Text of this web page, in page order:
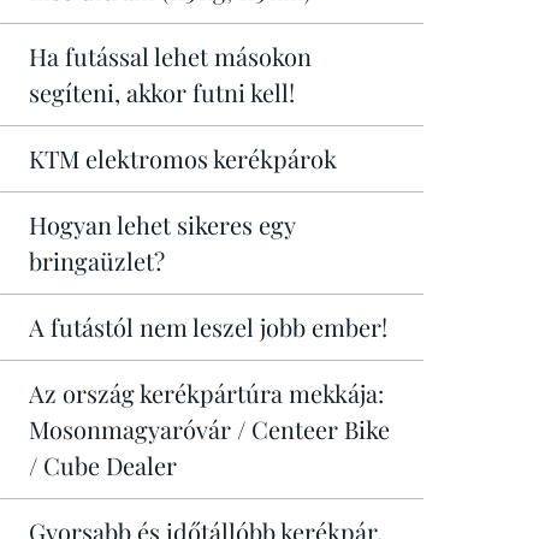
Ha futással lehet másokon
segíteni, akkor futni kell!
KTM elektromos kerékpárok
Hogyan lehet sikeres egy
bringaüzlet?
A futástól nem leszel jobb ember!
Az ország kerékpártúra mekkája:
Mosonmagyaróvár / Centeer Bike
/ Cube Dealer
Gyorsabb és időtállóbb kerékpár,